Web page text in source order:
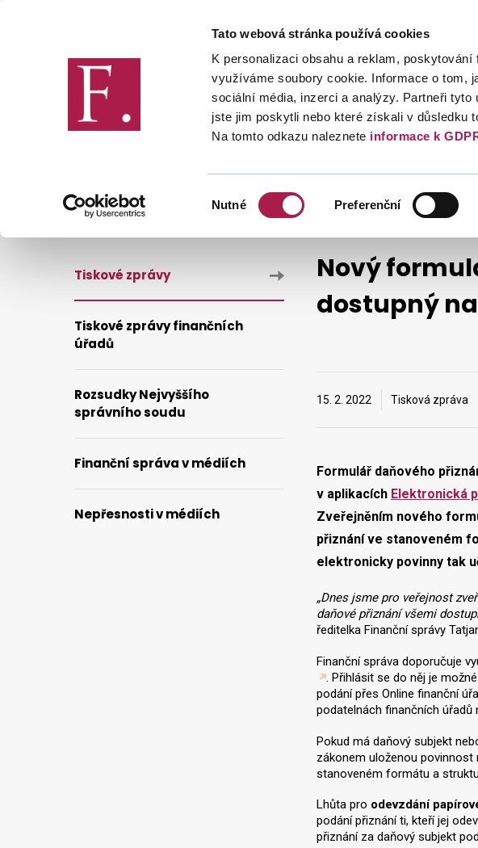
Tato webová stránka používá cookies
K personalizaci obsahu a reklam,
využíváme soubory cookie. Informace o tom,
sociální média, inzerci a analýzy. Partneři
jste jim poskytli nebo které získali v důsledku
Na tomto odkazu naleznete informace k
Nutné Preferenční
Finanční správa Daně
Nový
dostupný
15. 2. 2022 Tisková zpráva
Formulář daňového
v aplikacích Elektronická
Zveřejněním nového
přiznání ve stanoveném
elektronicky povinny tak
„Dnes jsme pro veřejnost
daňové přiznání všemi
ředitelka Finanční správy
Finanční správa doporučuje
. Přihlásit se do něj je
podání přes Online finanční
podatelnách finančních
Pokud má daňový subjekt
zákonem uloženou povinnost
stanoveném formátu a
Lhůta pro odevzdání
podání přiznání ti, kteří jej
přiznání za daňový subjekt
Tiskové zprávy
Tiskové zprávy finančních
úřadů
Rozsudky Nejvyššího
správního soudu
Finanční správa v médiích
Nepřesnosti v médiích